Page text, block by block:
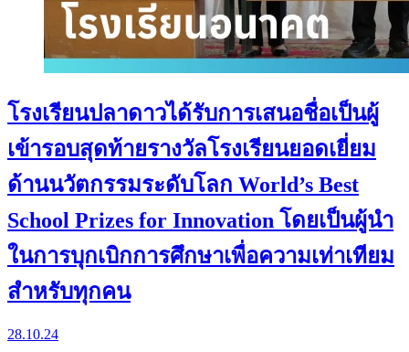
โรงเรียนปลาดาวได้รับการเสนอชื่อเป็นผู้
เข้ารอบสุดท้ายรางวัลโรงเรียนยอดเยี่ยม
ด้านนวัตกรรมระดับโลก World’s Best
School Prizes for Innovation โดยเป็นผู้นำ
ในการบุกเบิกการศึกษาเพื่อความเท่าเทียม
สำหรับทุกคน
28.10.24